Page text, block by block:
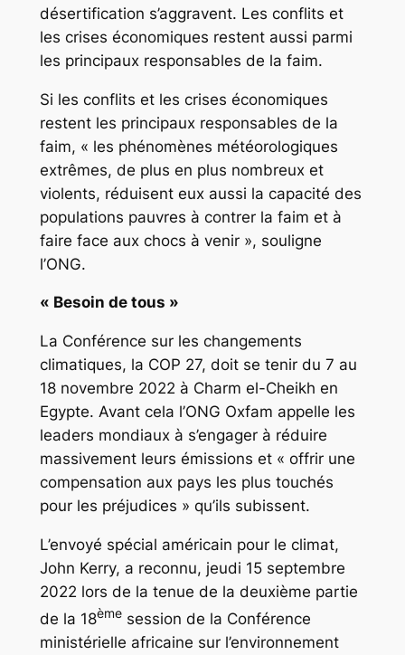
désertification s’aggravent. Les conflits et
les crises économiques restent aussi parmi
les principaux responsables de la faim.
Si les conflits et les crises économiques
restent les principaux responsables de la
faim, « les phénomènes météorologiques
extrêmes, de plus en plus nombreux et
violents, réduisent eux aussi la capacité des
populations pauvres à contrer la faim et à
faire face aux chocs à venir », souligne
l’ONG.
« Besoin de tous »
La Conférence sur les changements
climatiques, la COP 27, doit se tenir du 7 au
18 novembre 2022 à Charm el-Cheikh en
Egypte. Avant cela l’ONG Oxfam appelle les
leaders mondiaux à s’engager à réduire
massivement leurs émissions et « offrir une
compensation aux pays les plus touchés
pour les préjudices » qu’ils subissent.
L’envoyé spécial américain pour le climat,
John Kerry, a reconnu, jeudi 15 septembre
2022 lors de la tenue de la deuxième partie
de la 18èmesession de la Conférence
ministérielle africaine sur l’environnement